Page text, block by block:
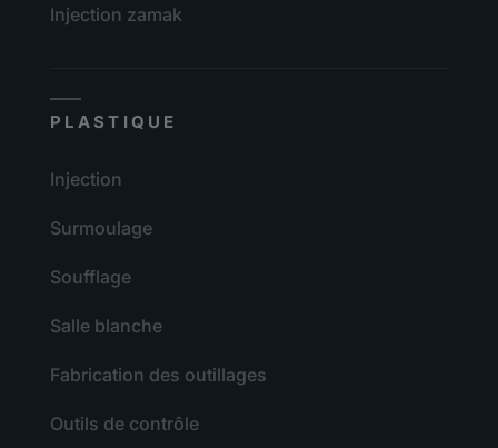
Injection zamak
PLASTIQUE
Injection
Surmoulage
Soufflage
Salle blanche
Fabrication des outillages
Outils de contrôle